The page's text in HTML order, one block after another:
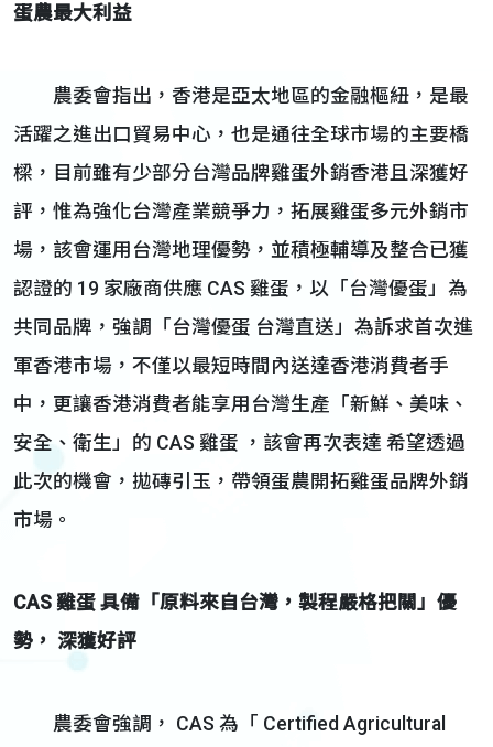
蛋農最大利益
農委會指出，香港是亞太地區的金融樞紐，是最
活躍之進出口貿易中心，也是通往全球市場的主要橋
樑，目前雖有少部分台灣品牌雞蛋外銷香港且深獲好
評，惟為強化台灣產業競爭力，拓展雞蛋多元外銷市
場，該會運用台灣地理優勢，並積極輔導及整合已獲
認證的 19 家廠商供應 CAS 雞蛋，以「台灣優蛋」為
共同品牌，強調「台灣優蛋 台灣直送」為訴求首次進
軍香港市場，不僅以最短時間內送達香港消費者手
中，更讓香港消費者能享用台灣生產「新鮮、美味、
安全、衛生」的 CAS 雞蛋 ，該會再次表達 希望透過
此次的機會，拋磚引玉，帶領蛋農開拓雞蛋品牌外銷
市場。
CAS 雞蛋 具備「原料來自台灣，製程嚴格把關」優
勢， 深獲好評
農委會強調， CAS 為「 Certified Agricultural